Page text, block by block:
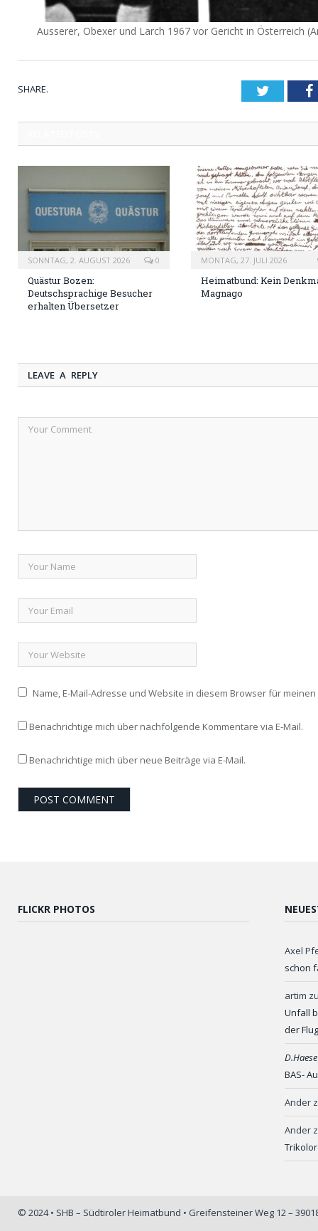
Ausserer, Obexer und Larch 1967 vor Gericht in Österreich
SHARE. Twitter
SONNTAG, 2. AUGUST 2026 0
Quästur Bozen:
Deutschsprachige Besucher
erhalten Übersetzer
MONTAG, 27. JULI 2026
Heimatbund: Kein
Magnago
LEAVE A REPLY
Name, E-Mail-Adresse und Website in diesem Browser für
Benachrichtige mich über nachfolgende Kommentare via E-Mail.
Benachrichtige mich über neue Beiträge via E-Mail.
FLICKR PHOTOS
Axel
schon
artim
Unfall
der
BAS-
Ander
Ander
© 2024 • SHB – Südtiroler Heimatbund • Greifensteiner Weg 12 –